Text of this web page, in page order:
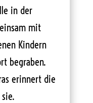
in der
mit
Kindern
begraben.
erinnert die